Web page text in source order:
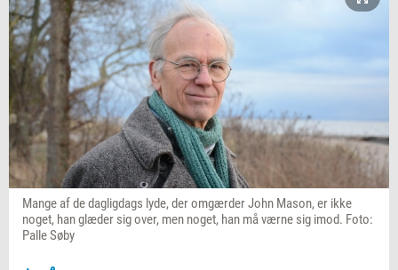
Mange af de dagligdags lyde, der omgærder John Mason, er ikke
noget, han glæder sig over, men noget, han må værne sig imod. Foto:
Palle Søby